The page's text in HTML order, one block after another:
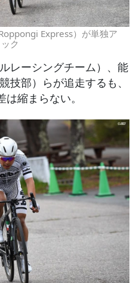
Express）が単独ア
ク
レーシングチーム）、能
技部）らが追走するも、
縮まらない。